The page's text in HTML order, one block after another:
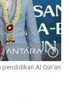
Al Qur'an